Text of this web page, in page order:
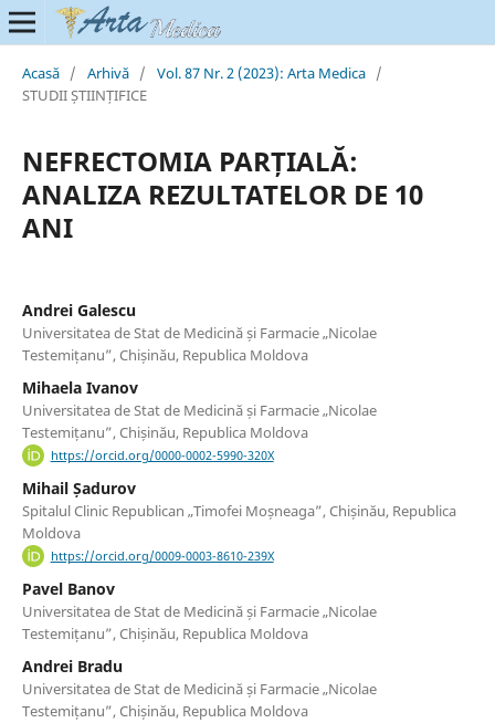
Acasă / Arhivă / Vol. 87 Nr. 2 (2023): Arta Medica /
STUDII ȘTIINȚIFICE
NEFRECTOMIA PARȚIALĂ:
ANALIZA REZULTATELOR DE 10
ANI
Andrei Galescu
Universitatea de Stat de Medicină și Farmacie „Nicolae
Testemițanu”, Chișinău, Republica Moldova
Mihaela Ivanov
Universitatea de Stat de Medicină și Farmacie „Nicolae
Testemițanu”, Chișinău, Republica Moldova
https://orcid.org/0000-0002-5990-320X
Mihail Șadurov
Spitalul Clinic Republican „Timofei Moșneaga”, Chișinău, Republica
Moldova
https://orcid.org/0009-0003-8610-239X
Pavel Banov
Universitatea de Stat de Medicină și Farmacie „Nicolae
Testemițanu”, Chișinău, Republica Moldova
Andrei Bradu
Universitatea de Stat de Medicină și Farmacie „Nicolae
Testemițanu”, Chișinău, Republica Moldova